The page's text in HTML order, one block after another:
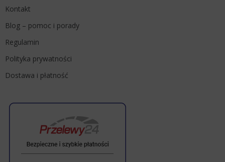
Kontakt
Blog – pomoc i porady
Regulamin
Polityka prywatności
Dostawa i płatność